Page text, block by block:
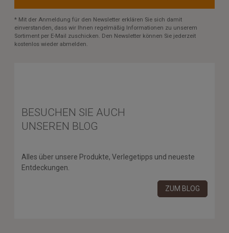
* Mit der Anmeldung für den Newsletter erklären Sie sich damit
einverstanden, dass wir Ihnen regelmäßig Informationen zu unserem
Sortiment per E-Mail zuschicken. Den Newsletter können Sie jederzeit
kostenlos wieder abmelden.
BESUCHEN SIE AUCH
UNSEREN BLOG
Alles über unsere Produkte, Verlegetipps und neueste
Entdeckungen.
ZUM BLOG